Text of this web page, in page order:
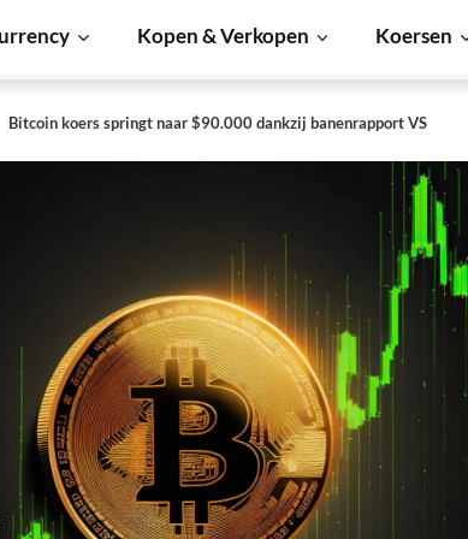
Kopen & Verkopen Koersen
Bitcoin koers springt naar $90.000 dankzij banenrapport VS